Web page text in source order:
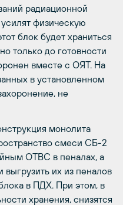
радиационной
физическую
блок будет храниться
только до готовности
вместе с ОЯТ. На
в установленном
не
монолита
смеси СБ-2
ОТВС в пеналах, а
их из пеналов
в ПДХ. При этом, в
хранения, снизятся